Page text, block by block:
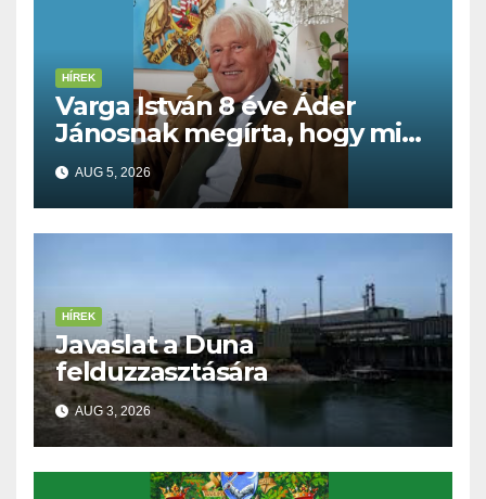
HÍREK
Varga István 8 éve Áder
Jánosnak megírta, hogy mit
kell tennünk a Dunával
AUG 5, 2026
HÍREK
Javaslat a Duna
felduzzasztására
AUG 3, 2026